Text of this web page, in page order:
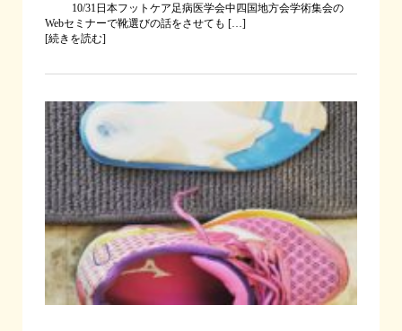
10/31日本フットケア足病医学会中四国地方会学術集会の
Webセミナーで靴選びの話をさせても […]
[続きを読む]